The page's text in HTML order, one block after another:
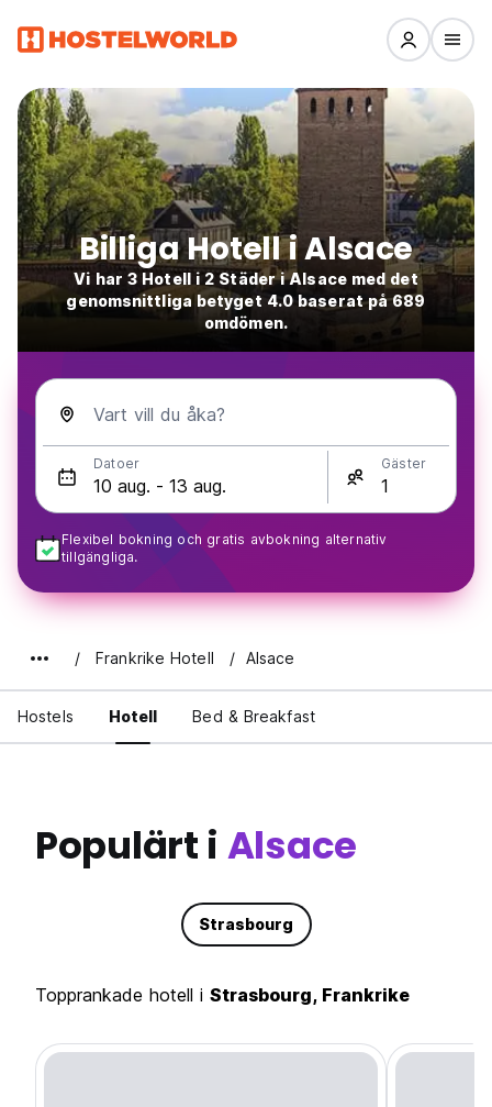
Billiga Hotell i Alsace
Vi har 3 Hotell i 2 Städer i Alsace med det
genomsnittliga betyget 4.0 baserat på 689
omdömen.
Vart vill du åka?
Datoer Gäster
Flexibel bokning och gratis avbokning alternativ
tillgängliga.
Frankrike Hotell Alsace
Hostels Hotell Bed & Breakfast
Populärt i Alsace
Strasbourg
Topprankade hotell i Strasbourg, Frankrike